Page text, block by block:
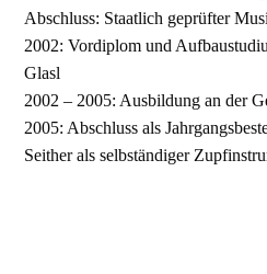
Abschluss: Staatlich geprüfter
2002: Vordiplom und
Glasl
2002 – 2005: Ausbildung an der
2005: Abschluss als
Seither als selbständiger